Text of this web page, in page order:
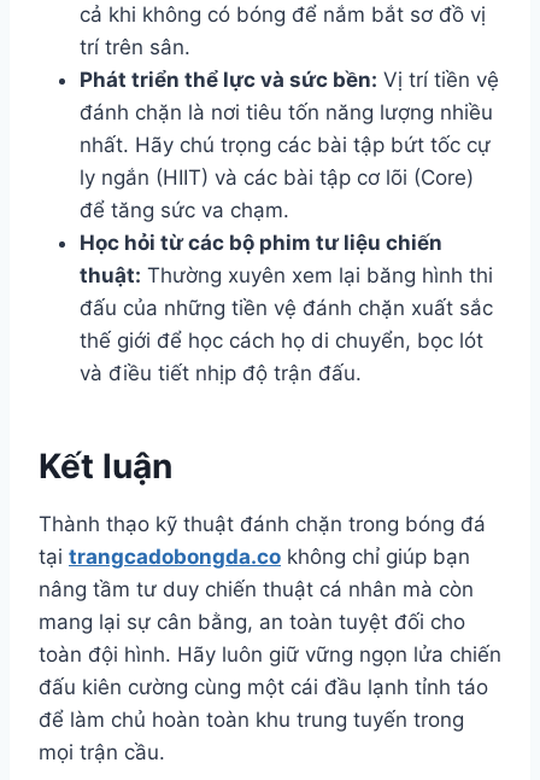
cả khi không có bóng để nắm bắt sơ đồ vị
trí trên sân.
Phát triển thể lực và sức bền: Vị trí tiền vệ
đánh chặn là nơi tiêu tốn năng lượng nhiều
nhất. Hãy chú trọng các bài tập bứt tốc cự
ly ngắn (HIIT) và các bài tập cơ lõi (Core)
để tăng sức va chạm.
Học hỏi từ các bộ phim tư liệu chiến
thuật: Thường xuyên xem lại băng hình thi
đấu của những tiền vệ đánh chặn xuất sắc
thế giới để học cách họ di chuyển, bọc lót
và điều tiết nhịp độ trận đấu.
Kết luận
Thành thạo kỹ thuật đánh chặn trong bóng đá
tại trangcadobongda.co không chỉ giúp bạn
nâng tầm tư duy chiến thuật cá nhân mà còn
mang lại sự cân bằng, an toàn tuyệt đối cho
toàn đội hình. Hãy luôn giữ vững ngọn lửa chiến
đấu kiên cường cùng một cái đầu lạnh tỉnh táo
để làm chủ hoàn toàn khu trung tuyến trong
mọi trận cầu.